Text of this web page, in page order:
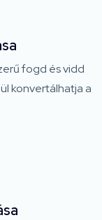
fogd és vidd
konvertálhatja a